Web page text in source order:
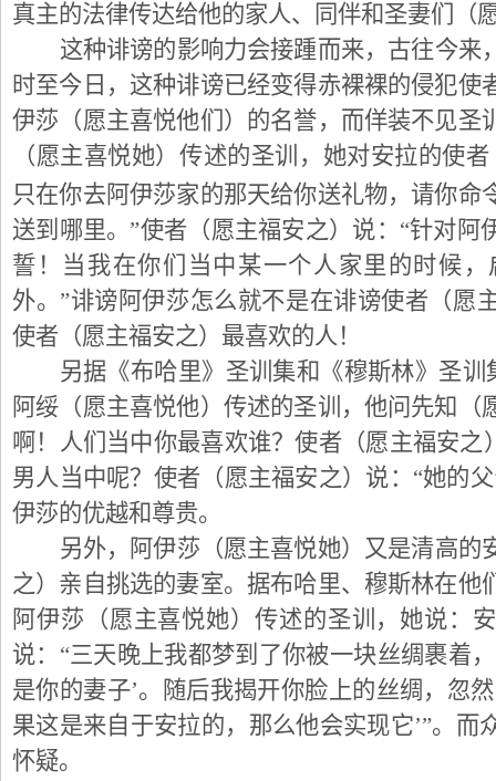
真主的法律传达给他的家人、同伴和圣妻们（
这种诽谤的影响力会接踵而来，古往今来
时至今日，这种诽谤已经变得赤裸裸的侵犯使
伊莎（愿主喜悦他们）的名誉，而佯装不见圣
（愿主喜悦她）传述的圣训，她对安拉的使者
只在你去阿伊莎家的那天给你送礼物，请你命
送到哪里。”使者（愿主福安之）说：“针对阿
誓！当我在你们当中某一个人家里的时候
外。”诽谤阿伊莎怎么就不是在诽谤使者（愿
使者（愿主福安之）最喜欢的人！
另据《布哈里》圣训集和《穆斯林》圣训
阿绥（愿主喜悦他）传述的圣训，他问先知（
啊！人们当中你最喜欢谁？使者（愿主福安之
男人当中呢？使者（愿主福安之）说：“她的
伊莎的优越和尊贵。
另外，阿伊莎（愿主喜悦她）又是清高的
之）亲自挑选的妻室。据布哈里、穆斯林在他
阿伊莎（愿主喜悦她）传述的圣训，她说：
说：“三天晚上我都梦到了你被一块丝绸裹着
是你的妻子’。随后我揭开你脸上的丝绸，忽
果这是来自于安拉的，那么他会实现它’”。而
怀疑。